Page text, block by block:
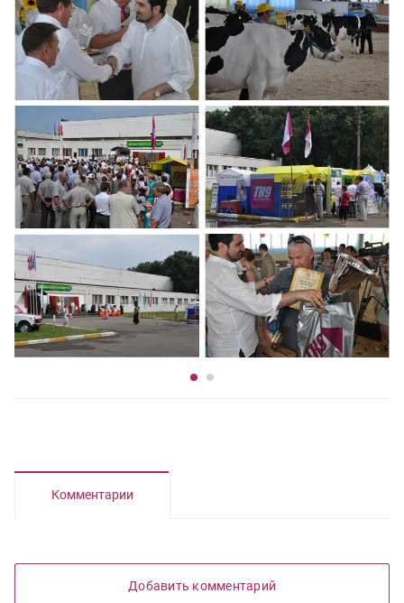
Комментарии
Добавить комментарий